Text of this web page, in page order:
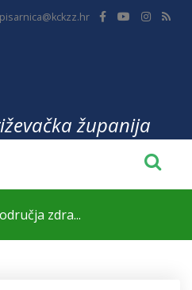
pisarnica@kckzz.hr
županija
zdra...